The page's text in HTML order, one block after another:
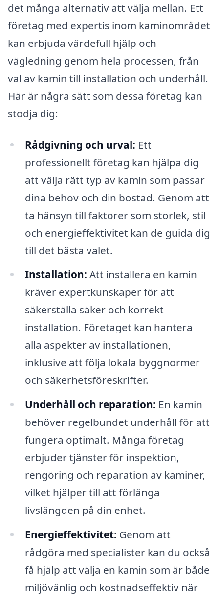
det många alternativ att välja mellan. Ett
företag med expertis inom kaminområdet
kan erbjuda värdefull hjälp och
vägledning genom hela processen, från
val av kamin till installation och underhåll.
Här är några sätt som dessa företag kan
stödja dig:
Rådgivning och urval: Ett
professionellt företag kan hjälpa dig
att välja rätt typ av kamin som passar
dina behov och din bostad. Genom att
ta hänsyn till faktorer som storlek, stil
och energieffektivitet kan de guida dig
till det bästa valet.
Installation: Att installera en kamin
kräver expertkunskaper för att
säkerställa säker och korrekt
installation. Företaget kan hantera
alla aspekter av installationen,
inklusive att följa lokala byggnormer
och säkerhetsföreskrifter.
Underhåll och reparation: En kamin
behöver regelbundet underhåll för att
fungera optimalt. Många företag
erbjuder tjänster för inspektion,
rengöring och reparation av kaminer,
vilket hjälper till att förlänga
livslängden på din enhet.
Energieffektivitet: Genom att
rådgöra med specialister kan du också
få hjälp att välja en kamin som är både
miljövänlig och kostnadseffektiv när